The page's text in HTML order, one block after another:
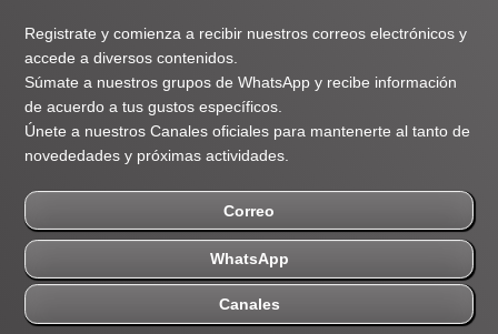
Registrate y comienza a recibir nuestros correos electrónicos y
accede a diversos contenidos.
Súmate a nuestros grupos de WhatsApp y recibe información
de acuerdo a tus gustos específicos.
Únete a nuestros Canales oficiales para mantenerte al tanto de
novededades y próximas actividades.
Correo
WhatsApp
Canales